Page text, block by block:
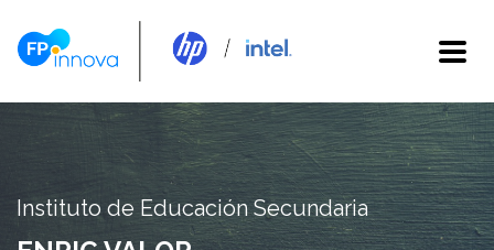
Instituto de Educación Secundaria